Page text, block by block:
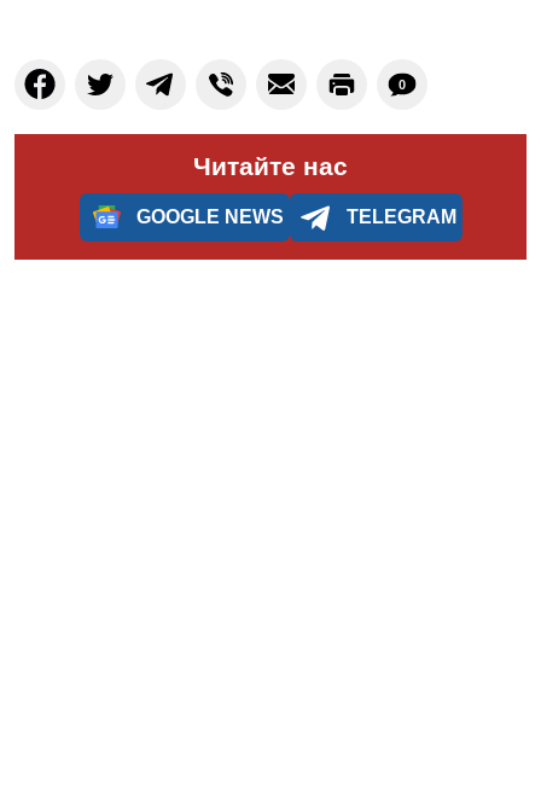
0
Читайте нас
GOOGLE NEWS TELEGRAM